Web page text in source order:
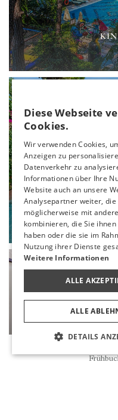
Diese Webseite
Cookies.
Wir verwenden Cookies,
Anzeigen zu
Datenverkehr zu
Informationen über Ihre
Website auch an unsere
Analysepartner weiter, die
möglicherweise mit
kombinieren, die Sie
haben oder die sie im
Nutzung ihrer Dienste
Weitere Informationen
ALLE
ALLE
DETAILS